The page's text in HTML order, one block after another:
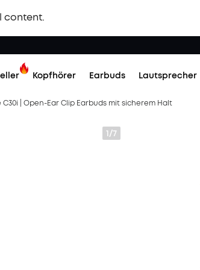
content.
Kopfhörer Earbuds Lautsprecher
| Open-Ear Clip Earbuds mit sicherem Halt
1/7